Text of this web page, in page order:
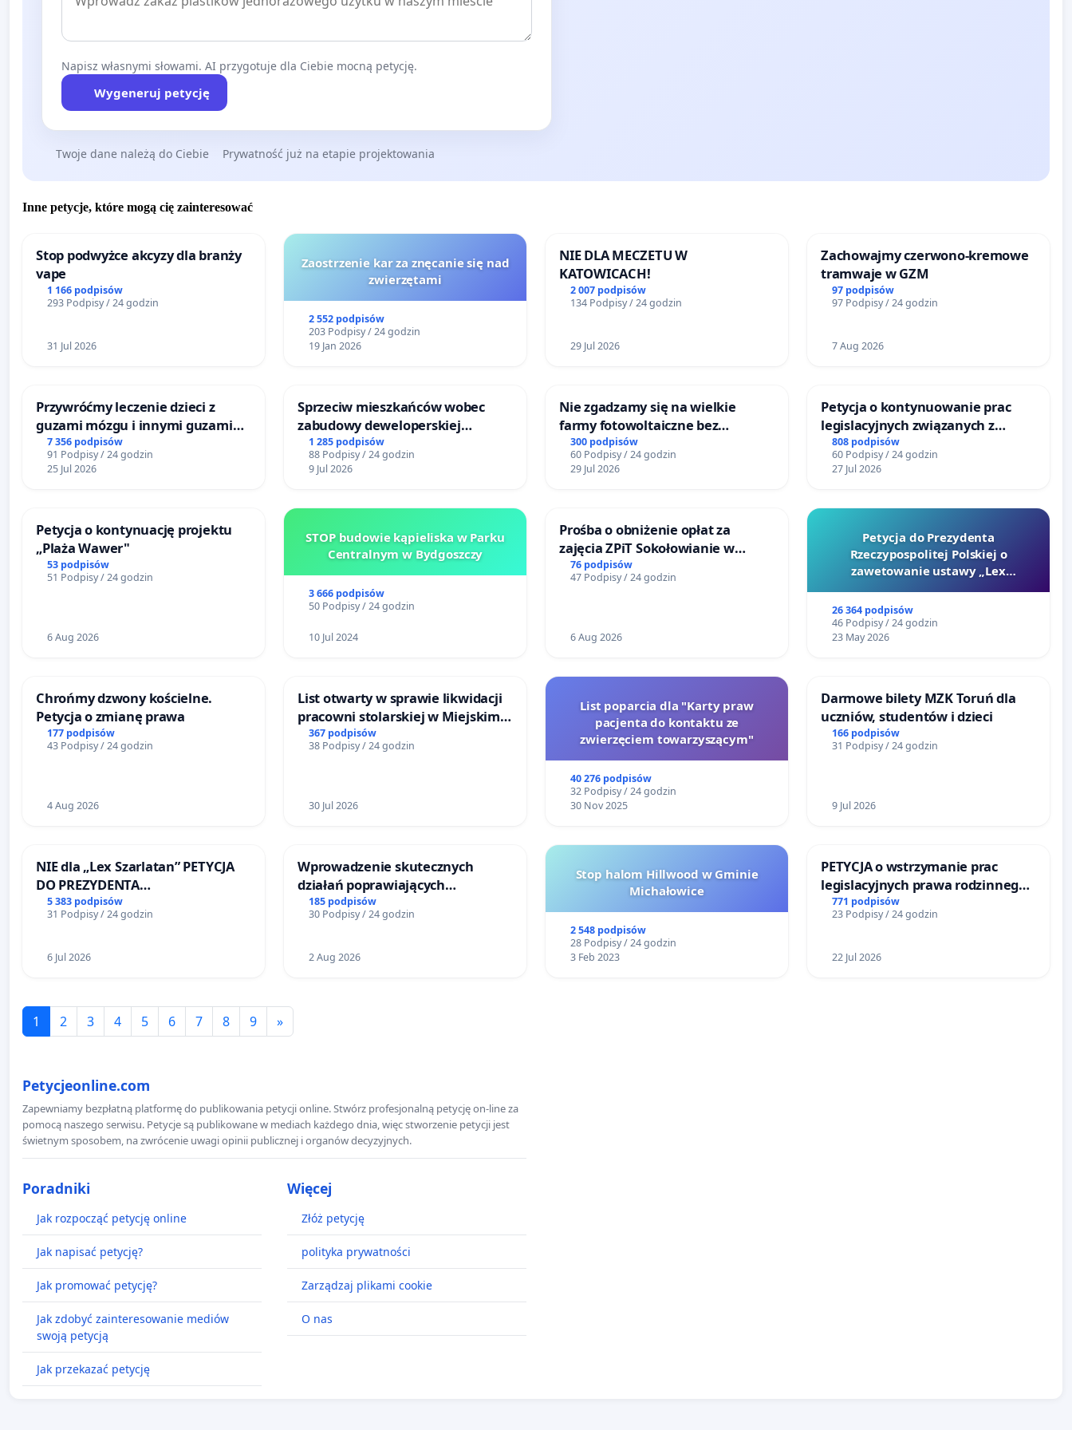
Napisz własnymi słowami. AI przygotuje dla Ciebie mocną petycję.
Wygeneruj petycję
Twoje dane należą do Ciebie Prywatność już na etapie projektowania
Inne petycje, które mogą cię zainteresować
Stop podwyżce akcyzy dla branży
vape
1 166 podpisów
293 Podpisy / 24 godzin
31 Jul 2026
Zaostrzenie kar za znęcanie się nad
zwierzętami
2 552 podpisów
203 Podpisy / 24 godzin
19 Jan 2026
NIE DLA MECZETU W
KATOWICACH!
2 007 podpisów
134 Podpisy / 24 godzin
29 Jul 2026
Zachowajmy czerwono-kremowe
tramwaje w GZM
97 podpisów
97 Podpisy / 24 godzin
7 Aug 2026
Przywróćmy leczenie dzieci z
guzami mózgu i innymi guzami
litymi do Górnośląskiego
Centrum Zdrowia Dziecka w
Katowicach
7 356 podpisów
91 Podpisy / 24 godzin
25 Jul 2026
Sprzeciw mieszkańców wobec
zabudowy deweloperskiej
terenow zielonych w rejonie
Bulwarów Straceńskich w Bielsku-
Białej
1 285 podpisów
88 Podpisy / 24 godzin
9 Jul 2026
Nie zgadzamy się na wielkie
farmy fotowoltaiczne bez
rzetelnych analiz i akceptacji
mieszkańców
300 podpisów
60 Podpisy / 24 godzin
29 Jul 2026
Petycja o kontynuowanie prac
legislacyjnych związanych z
reformą prawa rodzinnego
808 podpisów
60 Podpisy / 24 godzin
27 Jul 2026
Petycja o kontynuację projektu
„Plaża Wawer"
53 podpisów
51 Podpisy / 24 godzin
6 Aug 2026
STOP budowie kąpieliska w Parku
Centralnym w Bydgoszczy
3 666 podpisów
50 Podpisy / 24 godzin
10 Jul 2024
Prośba o obniżenie opłat za
zajęcia ZPiT Sokołowianie w
Sokołowskim Ośrodku Kultury
76 podpisów
47 Podpisy / 24 godzin
6 Aug 2026
Petycja do Prezydenta
Rzeczypospolitej Polskiej o
zawetowanie ustawy „Lex
26 364 podpisów
46 Podpisy / 24 godzin
23 May 2026
Chrońmy dzwony kościelne.
Petycja o zmianę prawa
177 podpisów
43 Podpisy / 24 godzin
4 Aug 2026
List otwarty w sprawie likwidacji
pracowni stolarskiej w Miejskim
Teatrze Miniatura w Gdańsku
367 podpisów
38 Podpisy / 24 godzin
30 Jul 2026
List poparcia dla "Karty praw
pacjenta do kontaktu ze
zwierzęciem towarzyszącym"
40 276 podpisów
32 Podpisy / 24 godzin
30 Nov 2025
Darmowe bilety MZK Toruń dla
uczniów, studentów i dzieci
166 podpisów
31 Podpisy / 24 godzin
9 Jul 2026
NIE dla „Lex Szarlatan” PETYCJA
DO PREZYDENTA
RZECZYPOSPOLITEJ POLSKIEJ
5 383 podpisów
31 Podpisy / 24 godzin
6 Jul 2026
Wprowadzenie skutecznych
działań poprawiających
bezpieczeństwo na ulicy
Żeromskiego w Otwocku
185 podpisów
30 Podpisy / 24 godzin
2 Aug 2026
Stop halom Hillwood w Gminie
Michałowice
2 548 podpisów
28 Podpisy / 24 godzin
3 Feb 2023
PETYCJA o wstrzymanie prac
legislacyjnych prawa rodzinnego
narażających ofiary przemocy
771 podpisów
23 Podpisy / 24 godzin
22 Jul 2026
1 2 3 4 5 6 7 8 9 »
Petycjeonline.com
Zapewniamy bezpłatną platformę do publikowania petycji online. Stwórz profesjonalną petycję on-line za
pomocą naszego serwisu. Petycje są publikowane w mediach każdego dnia, więc stworzenie petycji jest
świetnym sposobem, na zwrócenie uwagi opinii publicznej i organów decyzyjnych.
Poradniki
Jak rozpocząć petycję online
Jak napisać petycję?
Jak promować petycję?
Jak zdobyć zainteresowanie mediów
swoją petycją
Jak przekazać petycję
Więcej
Złóż petycję
polityka prywatności
Zarządzaj plikami cookie
O nas